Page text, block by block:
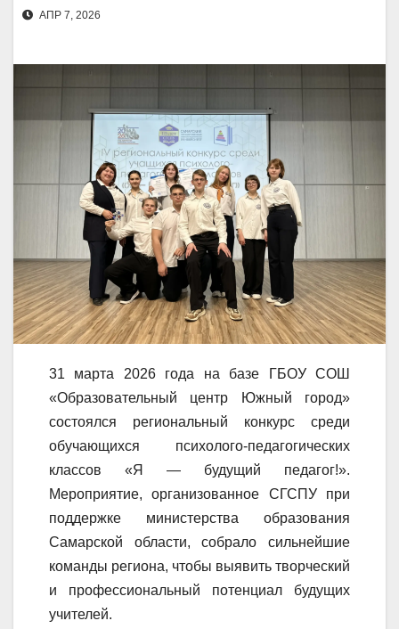
АПР 7, 2026
31 марта 2026 года на базе ГБОУ СОШ
«Образовательный центр Южный город»
состоялся региональный конкурс среди
обучающихся психолого-педагогических
классов «Я — будущий педагог!».
Мероприятие, организованное СГСПУ при
поддержке министерства образования
Самарской области, собрало сильнейшие
команды региона, чтобы выявить творческий
и профессиональный потенциал будущих
учителей.